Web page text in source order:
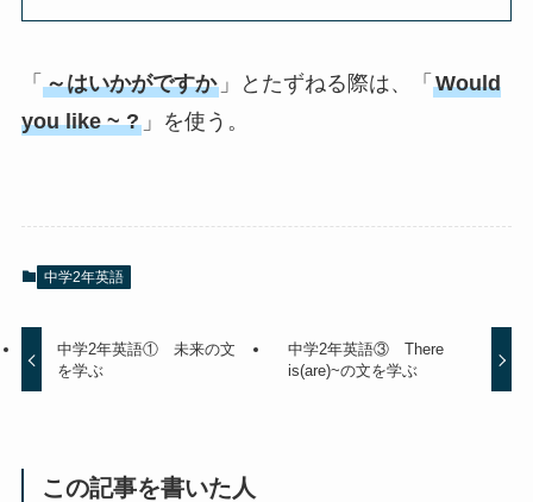
「 ～はいかがですか」とたずねる際は、「 Would
you like ~ ?」を使う。
中学2年英語
中学2年英語① 未来の文
を学ぶ
中学2年英語③ There
is(are)~の文を学ぶ
この記事を書いた人